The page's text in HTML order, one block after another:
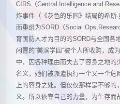
CIRS（Central Intelligence and
炸事件（《灰色的乐园》结局的希斯
而重组为SORD（Social
育国防人才为目的的SORD与全国各
闲置的“美滨学园”被个人所收购，成
中，因各种理由而失去了容身之地的
名义，她们被派遣执行一个又一个危
上的容身之处。但仅仅那样是不够
义。所以依靠自己的力量，为生存而